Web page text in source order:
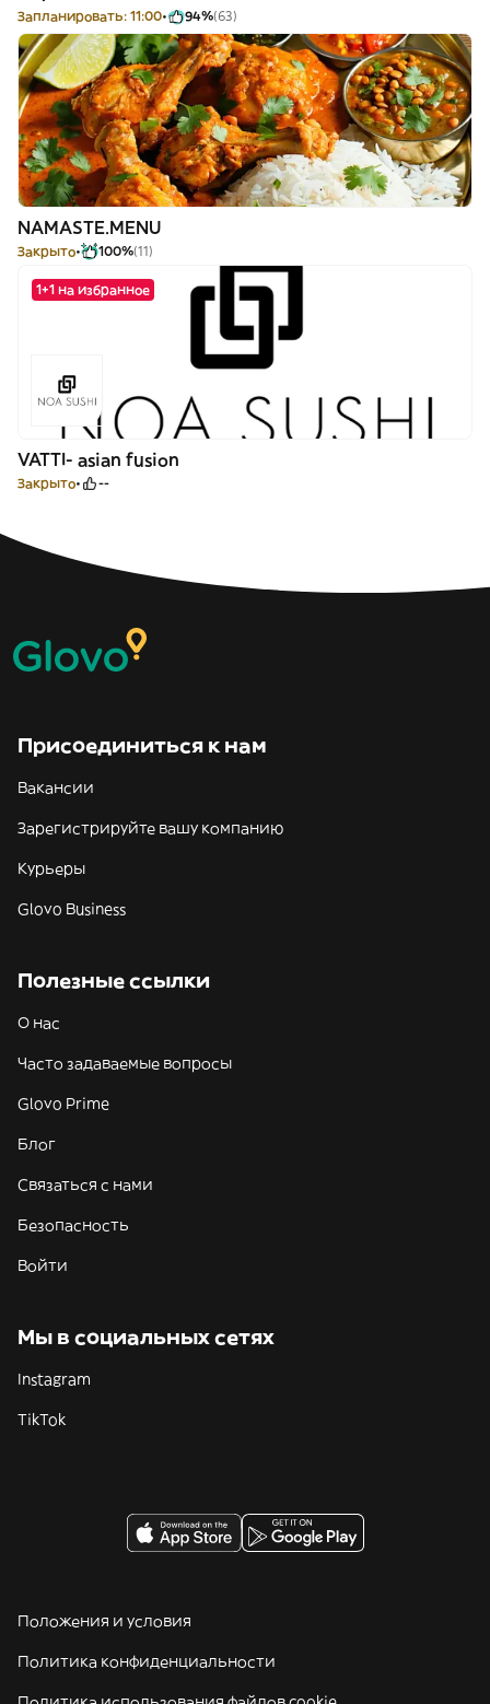
Запланировать: 11:00 94%(63)
NAMASTE.MENU
Закрыто 100%(11)
1+1 на избранное
VATTI- asian fusion
Закрыто --
Присоединиться к нам
Вакансии
Зарегистрируйте вашу компанию
Курьеры
Glovo Business
Полезные ссылки
О нас
Часто задаваемые вопросы
Glovo Prime
Блог
Связаться с нами
Безопасность
Войти
Мы в социальных сетях
Instagram
TikTok
Положения и условия
Политика конфиденциальности